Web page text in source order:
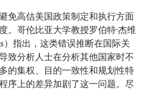
免高估美国政策制定和执行方面
。哥伦比亚大学教授罗伯特·杰维
）指出，这类错误推断在国际关
致分析人士在分析其他国家时不
的集权、目的一致性和规划性特
序上的差异加剧了这一问题。尽